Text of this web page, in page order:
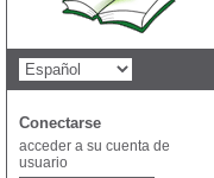
Conectarse
acceder a su cuenta de
usuario